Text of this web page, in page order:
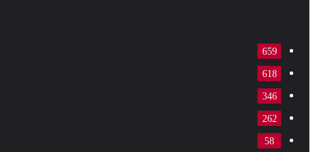
659
618
346
262
58